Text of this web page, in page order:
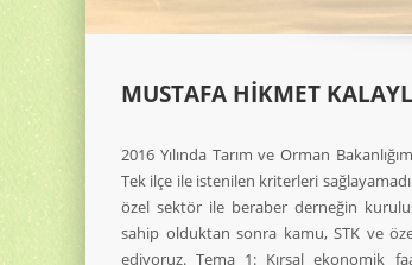
MUSTAFA HİKMET
2016 Yılında Tarım ve Orman
Tek ilçe ile istenilen kriterleri
özel sektör ile beraber derneğin
sahip olduktan sonra kamu, STK ve
ediyoruz. Tema 1: Kırsal ekonomik